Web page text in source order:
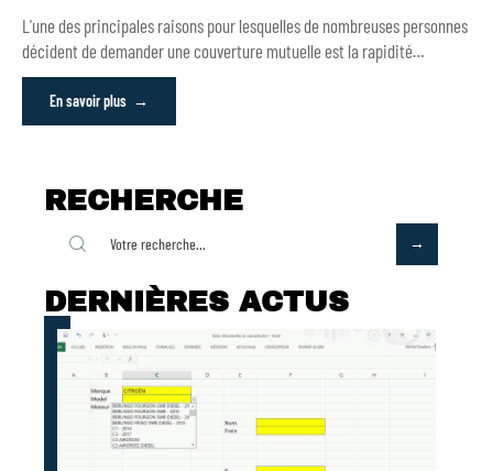
L'une des principales raisons pour lesquelles de nombreuses personnes
décident de demander une couverture mutuelle est la rapidité…
En savoir plus
RECHERCHE
DERNIÈRES ACTUS